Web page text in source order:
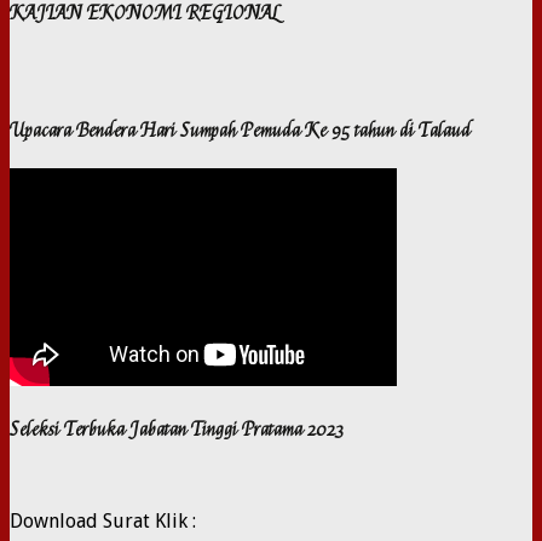
KAJIAN EKONOMI REGIONAL
Upacara Bendera Hari Sumpah Pemuda Ke 95 tahun di Talaud
Seleksi Terbuka Jabatan Tinggi Pratama 2023
Download Surat Klik :